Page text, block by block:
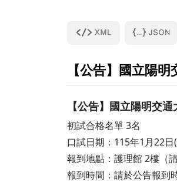
【公告】國立陽
【公告】國立陽明交
初試合格名單 3名
口試日期：115年1月22日
報到地點：護理館 2樓（
報到時間：請於公告報到